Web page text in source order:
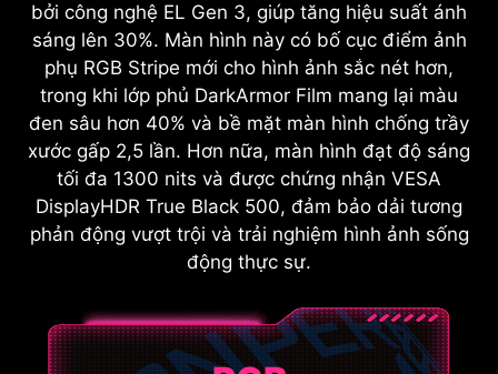
bởi công nghệ EL Gen 3, giúp tăng hiệu suất ánh
sáng lên 30%. Màn hình này có bố cục điểm ảnh
phụ RGB Stripe mới cho hình ảnh sắc nét hơn,
trong khi lớp phủ DarkArmor Film mang lại màu
đen sâu hơn 40% và bề mặt màn hình chống trầy
xước gấp 2,5 lần. Hơn nữa, màn hình đạt độ sáng
tối đa 1300 nits và được chứng nhận VESA
DisplayHDR True Black 500, đảm bảo dải tương
phản động vượt trội và trải nghiệm hình ảnh sống
động thực sự.